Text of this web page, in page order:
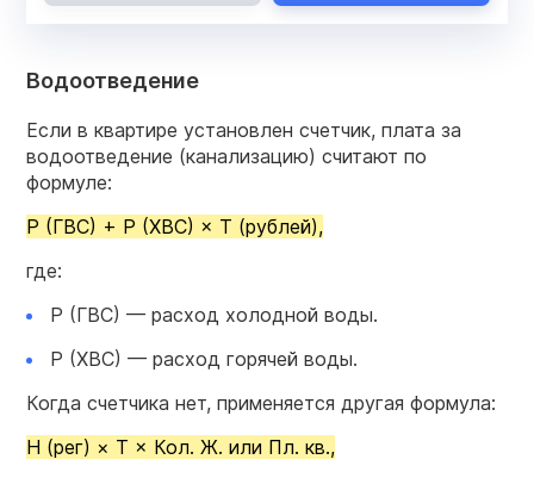
Водоотведение
Если в квартире установлен счетчик, плата за
водоотведение (канализацию) считают по
формуле:
Р (ГВС) + Р (ХВС) × Т (рублей),
где:
Р (ГВС) — расход холодной воды.
Р (ХВС) — расход горячей воды.
Когда счетчика нет, применяется другая формула:
Н (рег) × Т × Кол. Ж. или Пл. кв.,